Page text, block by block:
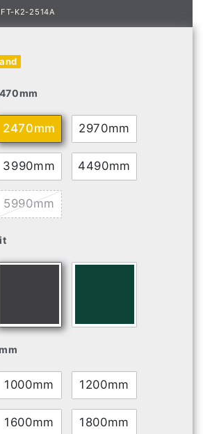
K2-2514A
2470mm 2970mm
3990mm 4490mm
5990mm
1000mm 1200mm
1600mm 1800mm